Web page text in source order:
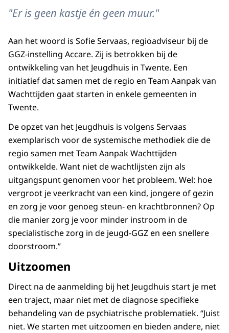
"Er is geen kastje én geen muur."
Aan het woord is Sofie Servaas, regioadviseur bij de
GGZ-instelling Accare. Zij is betrokken bij de
ontwikkeling van het Jeugdhuis in Twente. Een
initiatief dat samen met de regio en Team Aanpak van
Wachttijden gaat starten in enkele gemeenten in
Twente.
De opzet van het Jeugdhuis is volgens Servaas
exemplarisch voor de systemische methodiek die de
regio samen met Team Aanpak Wachttijden
ontwikkelde. Want niet de wachtlijsten zijn als
uitgangspunt genomen voor het probleem. Wel: hoe
vergroot je veerkracht van een kind, jongere of gezin
en zorg je voor genoeg steun- en krachtbronnen? Op
die manier zorg je voor minder instroom in de
specialistische zorg in de jeugd-GGZ en een snellere
doorstroom.”
Uitzoomen
Direct na de aanmelding bij het Jeugdhuis start je met
een traject, maar niet met de diagnose specifieke
behandeling van de psychiatrische problematiek. “Juist
niet. We starten met uitzoomen en bieden andere, niet